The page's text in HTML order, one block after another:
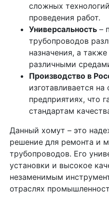
сложных
проведения работ.
Универсальность –
трубопроводов
назначения, а
различными
Производство в
изготавливается на
предприятиях, что
стандартам
Данный хомут – это надежное и практичное
решение для ремонта и
трубопроводов. Его
установки и высокое
незаменимым
отраслях